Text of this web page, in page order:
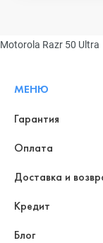
Motorola Razr 50 Ultra
МЕНЮ
Гарантия
Оплата
Доставка и
Кредит
Блог